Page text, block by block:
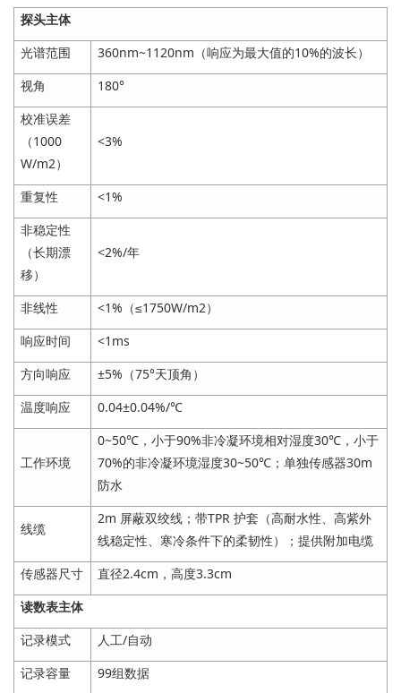
探头主体
光谱范围
360nm~1120nm（响应为最大值的10%的波长）
视角
180°
校准误差
（1000
W/m2）
<3%
重复性
<1%
非稳定性
（长期漂
移）
<2%/年
非线性
<1%（≤1750W/m2）
响应时间
<1ms
方向响应
±5%（75°天顶角）
温度响应
0.04±0.04%/℃
工作环境
0~50℃，小于90%非冷凝环境相对湿度30℃，小于
70%的非冷凝环境湿度30~50℃；单独传感器30m
防水
线缆
2m 屏蔽双绞线；带TPR 护套（高耐水性、高紫外
线稳定性、寒冷条件下的柔韧性）；提供附加电缆
传感器尺寸
直径2.4cm，高度3.3cm
读数表主体
记录模式
人工/自动
记录容量
99组数据